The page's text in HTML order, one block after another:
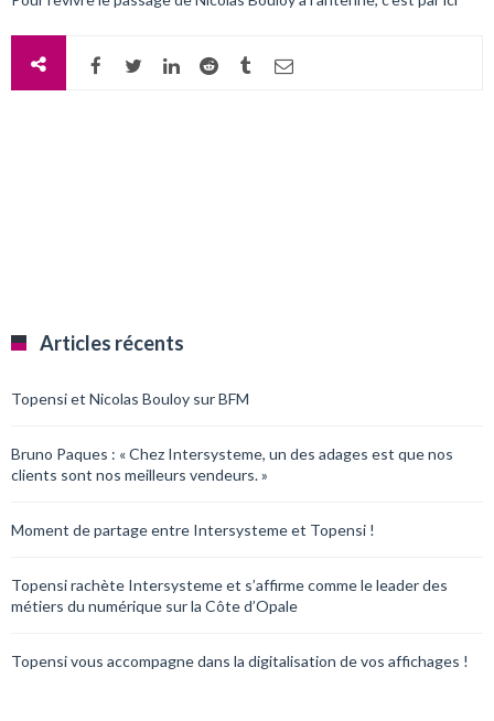
Articles récents
Topensi et Nicolas Bouloy sur BFM
Bruno Paques : « Chez Intersysteme, un des adages est que nos
clients sont nos meilleurs vendeurs. »
Moment de partage entre Intersysteme et Topensi !
Topensi rachète Intersysteme et s’affirme comme le leader des
métiers du numérique sur la Côte d’Opale
Topensi vous accompagne dans la digitalisation de vos affichages !